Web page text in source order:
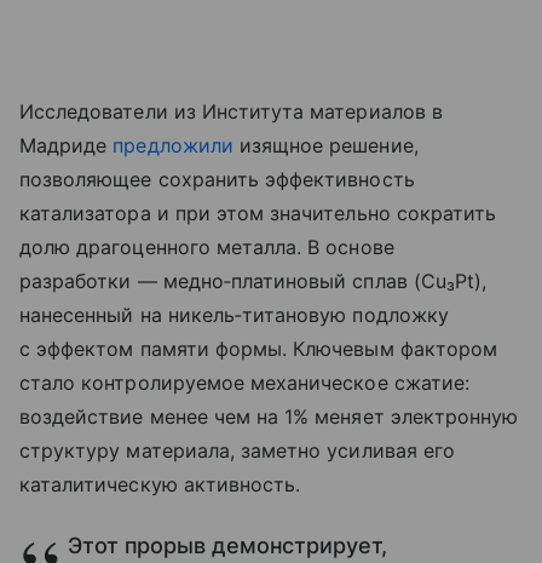
Исследователи из Института материалов в
Мадриде предложили изящное решение,
позволяющее сохранить эффективность
катализатора и при этом значительно сократить
долю драгоценного металла. В основе
разработки — медно‑платиновый сплав (Cu₃Pt),
нанесенный на никель‑титановую подложку
с эффектом памяти формы. Ключевым фактором
стало контролируемое механическое сжатие:
воздействие менее чем на 1% меняет электронную
структуру материала, заметно усиливая его
каталитическую активность.
Этот прорыв демонстрирует,